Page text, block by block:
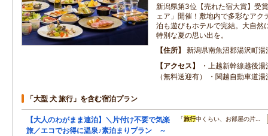
新潟県第3位【売れた宿大賞】受
ェア」開催！敷地内で多彩なアク
泊も遊びもホテルで完結。大自然
特別な夏の思い出を。
住所
新潟県南魚沼郡湯沢町
アクセス
・上越新幹線越後
（無料送迎有） ・関越自動車道
「大型 犬 旅行」を含む宿泊プラン
【大人のわがまま連泊】＼片付け不要で気楽
旅／エコでお得に温泉♪素泊まりプラン ～
「旅行中くらい、お部屋の片…